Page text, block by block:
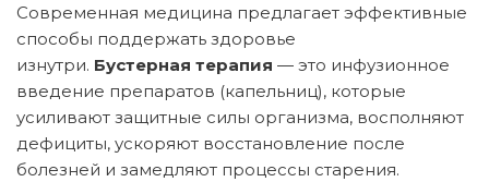
Современная медицина предлагает эффективные
способы поддержать здоровье
изнутри. Бустерная терапия — это инфузионное
введение препаратов (капельниц), которые
усиливают защитные силы организма, восполняют
дефициты, ускоряют восстановление после
болезней и замедляют процессы старения.